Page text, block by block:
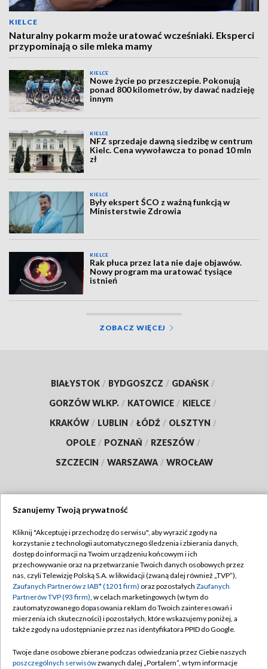
KIELCE
Naturalny pokarm może uratować wcześniaki. Eksperci
przypominają o sile mleka mamy
KIELCE
Nowe życie po przeszczepie. Pokonują
ponad 800 kilometrów, by dawać nadzieję
innym
KIELCE
NFZ sprzedaje dawną siedzibę w centrum
Kielc. Cena wywoławcza to ponad 10 mln
zł
KIELCE
Były ekspert ŚCO z ważną funkcją w
Ministerstwie Zdrowia
KIELCE
Rak płuca przez lata nie daje objawów.
Nowy program ma uratować tysiące
istnień
ZOBACZ WIĘCEJ
BIAŁYSTOK / BYDGOSZCZ / GDAŃSK /
GORZÓW WLKP. / KATOWICE / KIELCE /
KRAKÓW / LUBLIN / ŁÓDŹ / OLSZTYN /
OPOLE / POZNAŃ / RZESZÓW /
SZCZECIN / WARSZAWA / WROCŁAW
TVP
Abonament TVP
Emisja w TVP
Centrum informacji TVP
Naziemna Telewizja Cyfrowa
Rada Programowa
Regulamin TVP
Polityka prywatności
Moje zgody
Pomoc
Kontakt
Szanujemy Twoją prywatność
Kliknij "Akceptuję i przechodzę do serwisu", aby wyrazić zgody na
korzystanie z technologii automatycznego śledzenia i zbierania danych,
dostęp do informacji na Twoim urządzeniu końcowym i ich
przechowywanie oraz na przetwarzanie Twoich danych osobowych przez
nas, czyli Telewizję Polską S.A. w likwidacji (zwaną dalej również „TVP”),
Zaufanych Partnerów z IAB* (1201 firm) oraz pozostałych Zaufanych
Partnerów TVP (93 firm), w celach marketingowych (w tym do
zautomatyzowanego dopasowania reklam do Twoich zainteresowań i
mierzenia ich skuteczności) i pozostałych, które wskazujemy poniżej, a
także zgody na udostępnianie przez nas identyfikatora PPID do Google.
Twoje dane osobowe zbierane podczas odwiedzania przez Ciebie naszych
poszczególnych serwisówzwanych dalej „Portalem”, w tym informacje